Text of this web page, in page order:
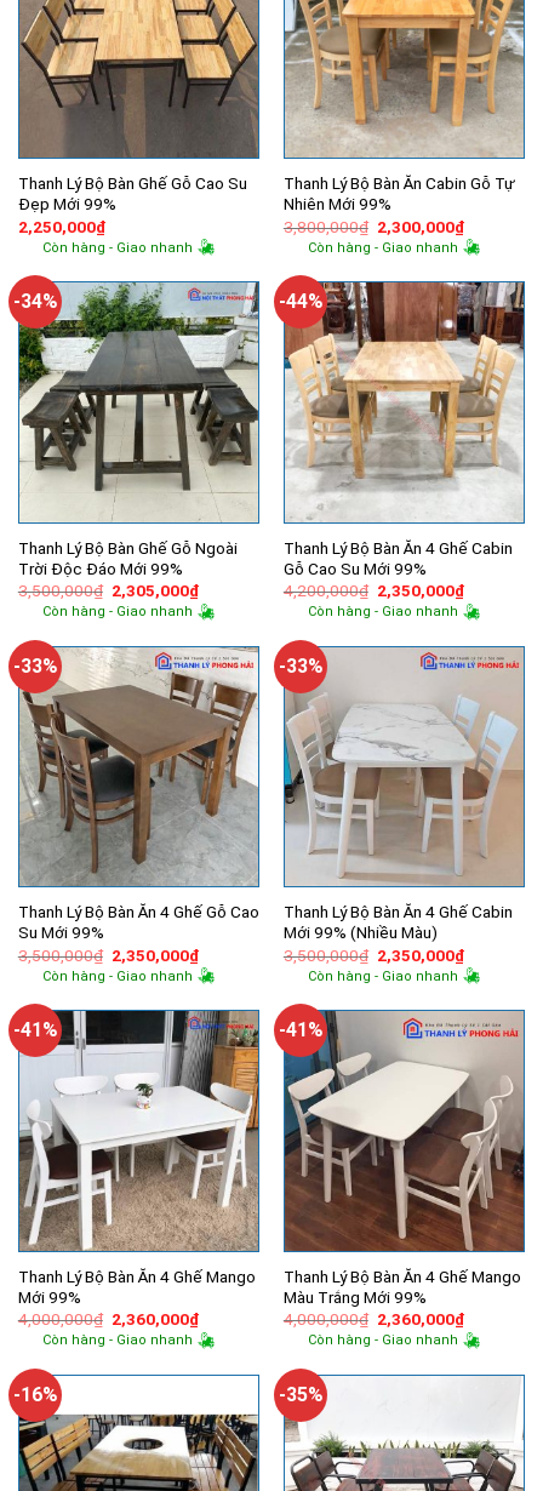
Thanh Lý Bộ Bàn Ghế Gỗ Cao Su
Đẹp Mới 99%
2,250,000₫
Còn hàng - Giao nhanh
Thanh Lý Bộ Bàn Ăn Cabin Gỗ Tự
Nhiên Mới 99%
3,800,000₫ Giá
gốc
là:
2,300,000₫Giá
hiện
tại
Còn hàng - Giao nhanh
-34%
Thanh Lý Bộ Bàn Ghế Gỗ Ngoài
Trời Độc Đáo Mới 99%
3,500,000₫ Giá
gốc
là:
2,305,000₫Giá
hiện
tại
2,305,000₫.
Còn hàng - Giao nhanh
-44%
Thanh Lý Bộ Bàn Ăn 4 Ghế Cabin
Gỗ Cao Su Mới 99%
4,200,000₫ Giá
gốc
là:
2,350,000₫Giá
hiện
tại
Còn hàng - Giao nhanh
-33%
Thanh Lý Bộ Bàn Ăn 4 Ghế Gỗ Cao
Su Mới 99%
3,500,000₫ Giá
gốc
là:
2,350,000₫Giá
hiện
tại
2,350,000₫.
Còn hàng - Giao nhanh
-33%
Thanh Lý Bộ Bàn Ăn 4 Ghế Cabin
Mới 99% (Nhiều Màu)
3,500,000₫ Giá
gốc
là:
2,350,000₫Giá
hiện
tại
Còn hàng - Giao nhanh
-41%
Thanh Lý Bộ Bàn Ăn 4 Ghế Mango
Mới 99%
4,000,000₫ Giá
gốc
là:
2,360,000₫Giá
hiện
tại
2,360,000₫.
Còn hàng - Giao nhanh
-41%
Thanh Lý Bộ Bàn Ăn 4 Ghế Mango
Màu Trắng Mới 99%
4,000,000₫ Giá
gốc
là:
2,360,000₫Giá
hiện
tại
Còn hàng - Giao nhanh
-16% -35%